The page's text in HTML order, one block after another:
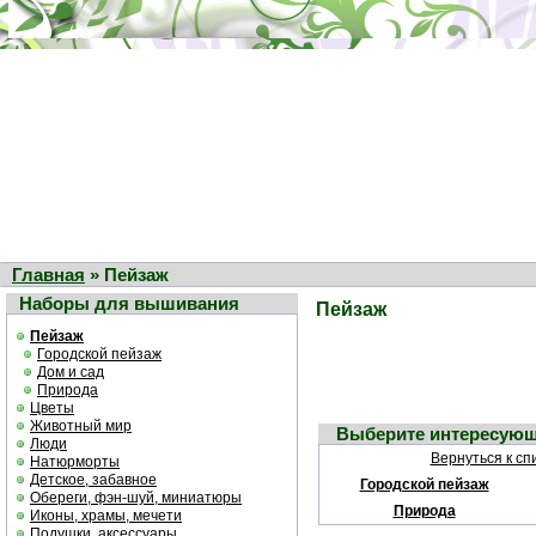
Главная » Пейзаж
Наборы для вышивания
Пейзаж
Городской пейзаж
Дом и сад
Природа
Цветы
Животный мир
Люди
Натюрморты
Детское, забавное
Обереги, фэн-шуй, миниатюры
Иконы, храмы, мечети
Пейзаж
Выберите
Вернуться к
Городской пейзаж
Природа